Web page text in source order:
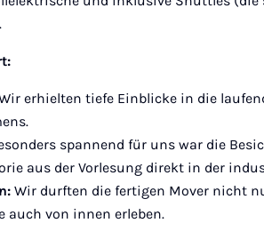
erhielten tiefe Einblicke in die
spannend für uns war die
aus der Vorlesung direkt in der
Wir durften die fertigen Mover nicht
auch von innen erleben.